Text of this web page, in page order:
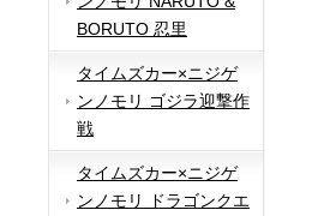
BORUTO 忍里
タイムズカー×ニジゲ
ンノモリ ゴジラ迎撃作
戦
タイムズカー×ニジゲ
ンノモリ ドラゴンクエ